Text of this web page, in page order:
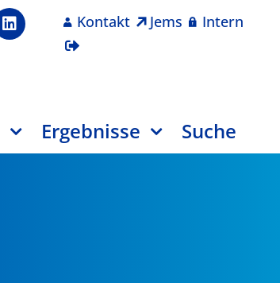
Kontakt Jems Intern
Ergebnisse Suche